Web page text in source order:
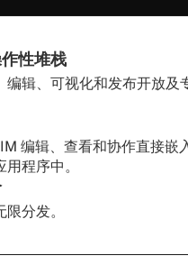
性堆栈
编辑、可视化和发布开放及
编辑、查看和协作直接嵌
程序中。
分发。